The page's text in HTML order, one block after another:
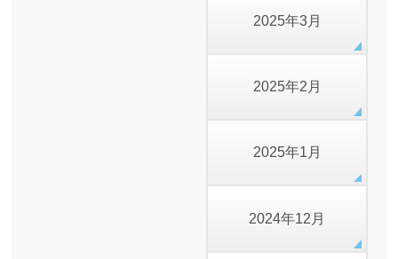
2025年3月
2025年2月
2025年1月
2024年12月